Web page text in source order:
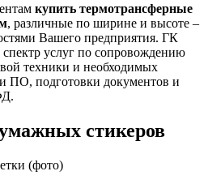
купить термотрансферные
, различные по ширине и высоте –
Вашего предприятия. ГК
услуг по сопровождению
техники и необходимых
ПО, подготовки документов и
стикеров